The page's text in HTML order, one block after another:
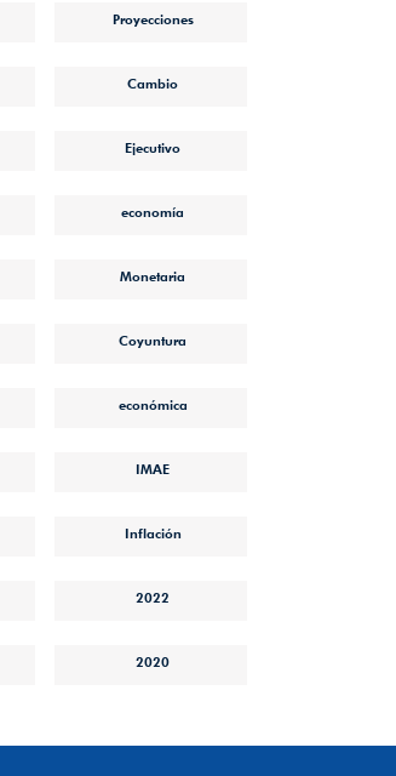
Proyecciones
Cambio
Ejecutivo
economía
Monetaria
Coyuntura
económica
IMAE
Inflación
2022
2020